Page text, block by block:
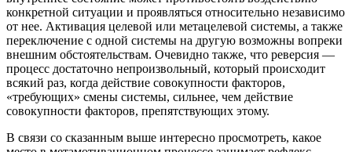
конкретной ситуации и проявляться относительно независимо
от нее. Активация целевой или метацелевой системы, а также
переключение с одной системы на другую возможны вопреки
внешним обстоятельствам. Очевидно также, что реверсия —
процесс достаточно непроизвольный, который происходит
всякий раз, когда действие совокупности факторов,
«требующих» смены системы, сильнее, чем действие
совокупности факторов, препятствующих этому.
В связи со сказанным выше интересно просмотреть, какое